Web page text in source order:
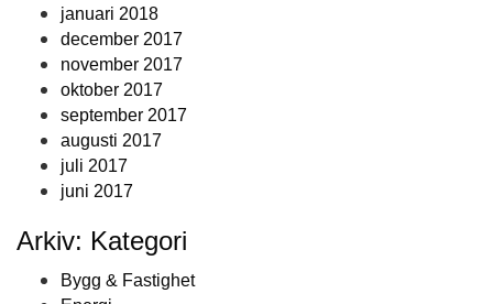
januari 2018
december 2017
november 2017
oktober 2017
september 2017
augusti 2017
juli 2017
juni 2017
Arkiv: Kategori
Bygg & Fastighet